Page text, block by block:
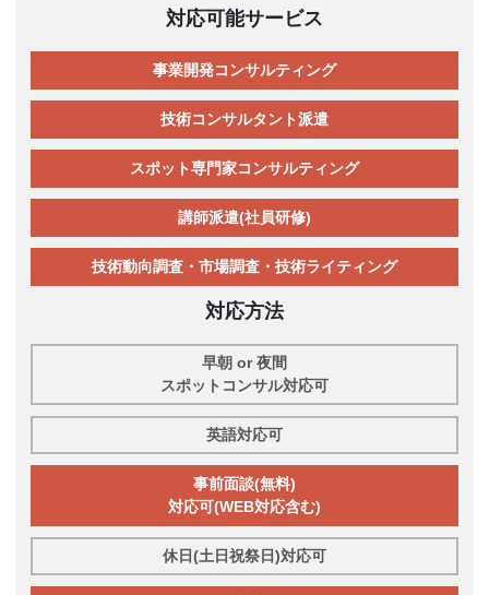
対応可能サービス
事業開発コンサルティング
技術コンサルタント派遣
スポット専門家コンサルティング
講師派遣(社員研修)
技術動向調査・市場調査・技術ライティング
対応方法
早朝 or 夜間
スポットコンサル対応可
英語対応可
事前面談(無料)
対応可(WEB対応含む)
休日(土日祝祭日)対応可